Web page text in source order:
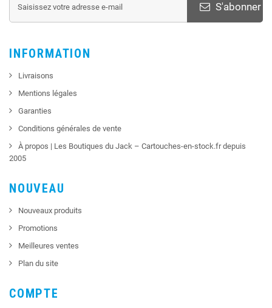
S'abonner
INFORMATION
Livraisons
Mentions légales
Garanties
Conditions générales de vente
À propos | Les Boutiques du Jack – Cartouches-en-stock.fr depuis
2005
NOUVEAU
Nouveaux produits
Promotions
Meilleures ventes
Plan du site
COMPTE